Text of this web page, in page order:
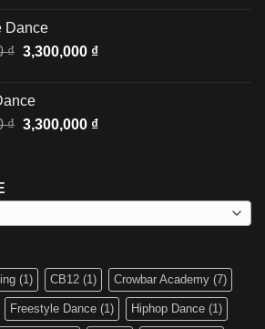
4,500,000 ₫.
3,300,000 ₫.
Dance
₫ Giá
4,500,000 ₫.
3,300,000 ₫Giá
3,300,000 ₫.
₫ Giá
3,300,000 ₫Giá
3,300,000 ₫.
(1) CB12 (1) Crowbar Academy (7)
Freestyle Dance (1) Hiphop Dance (1)